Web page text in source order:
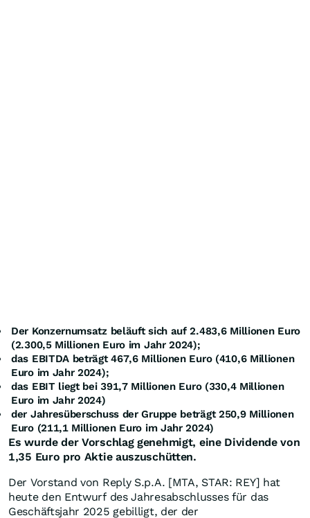
Der Konzernumsatz beläuft sich auf 2.483,6 Millionen Euro
(2.300,5 Millionen Euro im Jahr 2024);
das EBITDA beträgt 467,6 Millionen Euro (410,6 Millionen
Euro im Jahr 2024);
das EBIT liegt bei 391,7 Millionen Euro (330,4 Millionen
Euro im Jahr 2024)
der Jahresüberschuss der Gruppe beträgt 250,9 Millionen
Euro (211,1 Millionen Euro im Jahr 2024)
Es wurde der Vorschlag genehmigt, eine Dividende von
1,35 Euro pro Aktie auszuschütten.
Der Vorstand von Reply S.p.A. [MTA, STAR: REY] hat
heute den Entwurf des Jahresabschlusses für das
Geschäftsjahr 2025 gebilligt, der der